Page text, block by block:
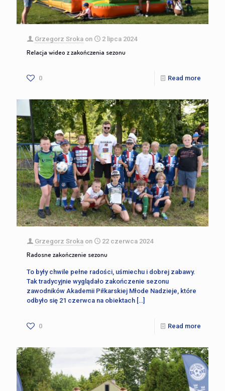
Grzegorz Sroka on 2 lipca 2024
Relacja wideo z zakończenia sezonu
0 Read more
Grzegorz Sroka on 22 czerwca 2024
Radosne zakończenie sezonu
To były chwile pełne radości, uśmiechu i dobrej zabawy.
Tak tradycyjnie wyglądało zakończenie sezonu
zawodników Akademii Piłkarskiej Młode Nadzieje, które
odbyło się 21 czerwca na obiektach […]
0 Read more